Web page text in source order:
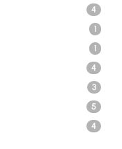
4
1
1
4
3
5
4